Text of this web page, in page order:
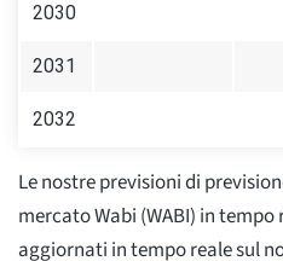
2030
2031
2032
Le nostre previsioni di
mercato Wabi (WABI) in
aggiornati in tempo reale sul